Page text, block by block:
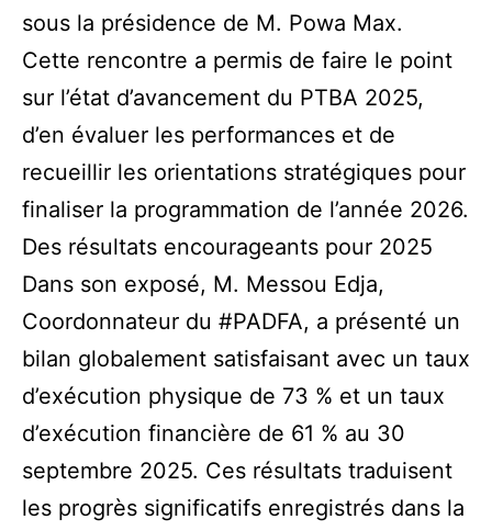
sous la présidence de M. Powa Max.
Cette rencontre a permis de faire le point
sur l’état d’avancement du PTBA 2025,
d’en évaluer les performances et de
recueillir les orientations stratégiques pour
finaliser la programmation de l’année 2026.
Des résultats encourageants pour 2025
Dans son exposé, M. Messou Edja,
Coordonnateur du #PADFA, a présenté un
bilan globalement satisfaisant avec un taux
d’exécution physique de 73 % et un taux
d’exécution financière de 61 % au 30
septembre 2025. Ces résultats traduisent
les progrès significatifs enregistrés dans la